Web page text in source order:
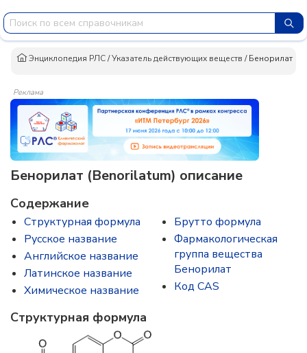
Энциклопедия РЛС/Указатель действующих веществ /Бенорилат
Реклама
Бенорилат (Benorilatum) описание
Содержание
Структурная формула
Русское название
Английское название
Латинское название
Химическое название
Брутто формула
Фармакологическая
группа вещества
Бенорилат
Код CAS
Структурная формула